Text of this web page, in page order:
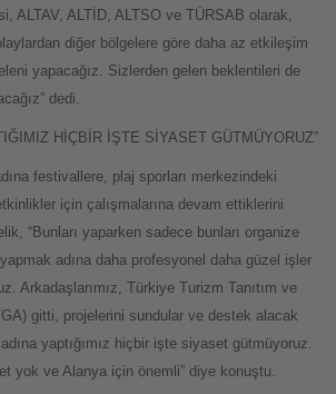
ALTAV, ALTİD, ALTSO ve TÜRSAB olarak,
diğer bölgelere göre daha az etkileşim
yapacağız. Sizlerden gelen beklentileri de
dedi.
HİÇBİR İŞTE SİYASET GÜTMÜYORUZ”
festivallere, plaj sporları merkezindeki
için çalışmalarına devam ettiklerini
“Bunları yaparken sadece bunları organize
yapmak adına daha profesyonel daha güzel işler
Arkadaşlarımız, Türkiye Turizm Tanıtım ve
gitti, projelerini sundular ve destek alacak
yaptığımız hiçbir işte siyaset gütmüyoruz.
yok ve Alanya için önemli” diye konuştu.